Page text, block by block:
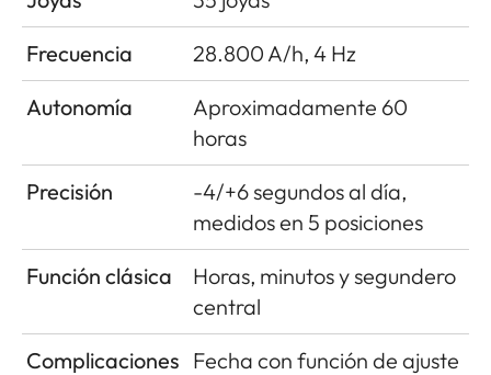
Frecuencia
28.800 A/h, 4 Hz
Autonomía
Aproximadamente 60
horas
Precisión
-4/+6 segundos al día,
medidos en 5 posiciones
Función clásica
Horas, minutos y segundero
central
Complicaciones Fecha con función de ajuste